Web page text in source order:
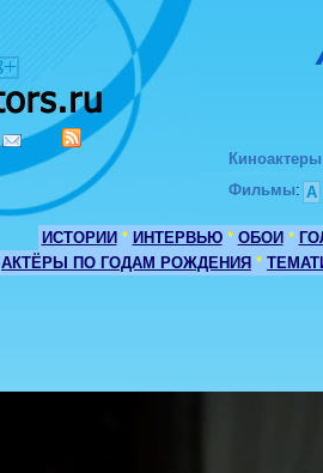
Киноактеры
Фильмы: А
ИСТОРИИ * ИНТЕРВЬЮ * ОБОИ *
АКТЁРЫ ПО ГОДАМ РОЖДЕНИЯ *